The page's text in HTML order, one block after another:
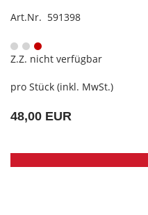
Art.Nr. 591398
Z.Z. nicht verfügbar
pro Stück (inkl. MwSt.)
48,00 EUR